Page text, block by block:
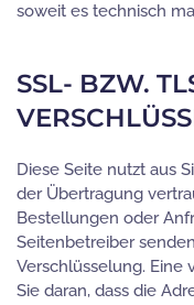
soweit es technisch
SSL- BZW.
Diese Seite nutzt aus
der Übertragung
Bestellungen oder
Seitenbetreiber
Verschlüsselung. Eine
Sie daran, dass die